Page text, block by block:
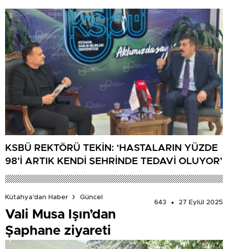
KSBÜ REKTÖRÜ TEKİN: ‘HASTALARIN YÜZDE
98’İ ARTIK KENDİ ŞEHRİNDE TEDAVİ OLUYOR’
Kütahya'dan Haber
Güncel
643
27 Eylül 2025
Vali Musa Işın’dan
Şaphane ziyareti